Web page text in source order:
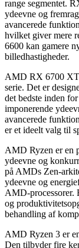
range segmentet.
ydeevne og
avancerede
hvilket giver mere
6600 kan gamere
billedhastigheder.
AMD RX 6700 XT
serie. Det er
det bedste inden
imponerende
avancerede
er et ideelt valg til
AMD Ryzen er en
ydeevne og
på AMDs Zen-
ydeevne og
AMD-processorer.
og
behandling af
AMD Ryzen 3 er
Den tilbyder fire